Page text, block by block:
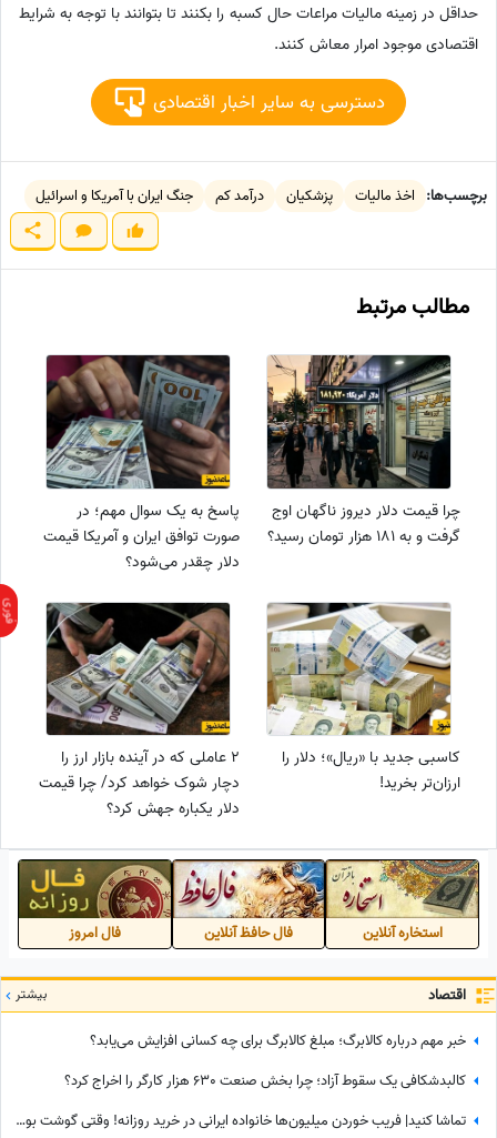
حداقل در زمینه مالیات مراعات حال کسبه را بکنند تا بتوانند با توجه به شرایط
اقتصادی موجود امرار معاش کنند.
دسترسی به سایر اخبار اقتصادی
برچسب‌ها: اخذ مالیات پزشکیان درآمد کم جنگ ایران با آمریکا و اسرائیل
مطالب مرتبط
چرا قیمت دلار دیروز ناگهان اوج
گرفت و به 181 هزار تومان رسید؟
پاسخ به یک سوال مهم؛ در
صورت توافق ایران و آمریکا قیمت
دلار چقدر می‌شود؟
کاسبی جدید با «ریال»؛ دلار را
ارزان‌تر بخرید!
2 عاملی که در آینده بازار ارز را
دچار شوک خواهد کرد/ چرا قیمت
دلار یکباره جهش کرد؟
استخاره آنلاین فال حافظ آنلاین فال امروز
اقتصاد بیشتر
خبر مهم درباره کالابرگ؛ مبلغ کالابرگ برای چه کسانی افزایش می‌یابد؟
کالبدشکافی یک سقوط آزاد؛ چرا بخش صنعت 630 هزار کارگر را اخراج کرد؟
تماشا کنید| فریب خوردن میلیون‌ها خانواده ایرانی در خرید روزانه! وقتی گوشت بوفالو به جای گوشت گوساله سر از سفره مردم درمی‌آورد!